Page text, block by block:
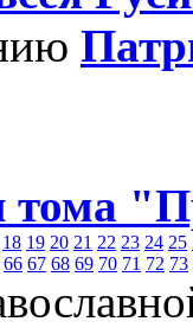
тома
18 19 20 21 22 23 24 25
66 67 68 69 70 71 72 73